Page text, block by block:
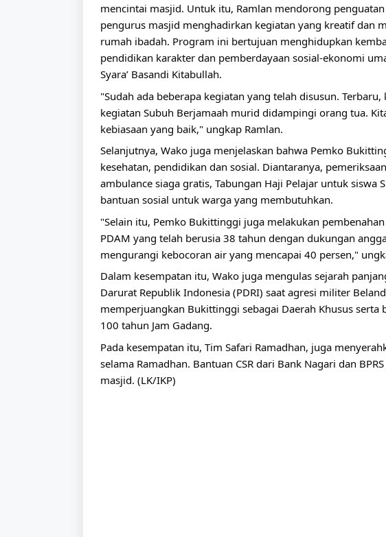
mencintai masjid. Untuk itu, Ramlan mendorong
pengurus masjid menghadirkan kegiatan yang kreatif dan
rumah ibadah. Program ini bertujuan menghidupkan
pendidikan karakter dan pemberdayaan sosial-ekonomi
Syara’ Basandi Kitabullah.
"Sudah ada beberapa kegiatan yang telah disusun.
kegiatan Subuh Berjamaah murid didampingi orang tua.
kebiasaan yang baik," ungkap Ramlan.
Selanjutnya, Wako juga menjelaskan bahwa Pemko
kesehatan, pendidikan dan sosial. Diantaranya,
ambulance siaga gratis, Tabungan Haji Pelajar untuk siswa
bantuan sosial untuk warga yang membutuhkan.
"Selain itu, Pemko Bukittinggi juga melakukan
PDAM yang telah berusia 38 tahun dengan dukungan
mengurangi kebocoran air yang mencapai 40 persen,"
Dalam kesempatan itu, Wako juga mengulas sejarah
Darurat Republik Indonesia (PDRI) saat agresi militer
memperjuangkan Bukittinggi sebagai Daerah Khusus
100 tahun Jam Gadang.
Pada kesempatan itu, Tim Safari Ramadhan, juga
selama Ramadhan. Bantuan CSR dari Bank Nagari dan
masjid. (LK/IKP)